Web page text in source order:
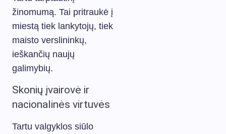
žinomumą. Tai pritraukė į
miestą tiek lankytojų, tiek
maisto verslininkų,
ieškančių naujų
galimybių.
Skonių įvairovė ir
nacionalinės virtuvės
Tartu valgyklos siūlo